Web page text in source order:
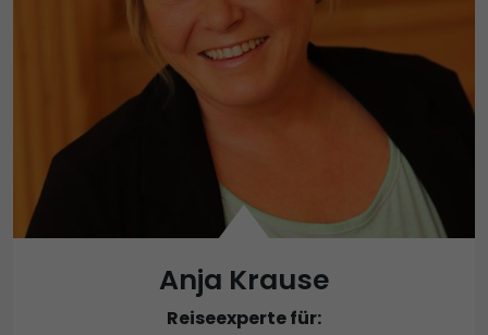
Anja Krause
Reiseexperte für: